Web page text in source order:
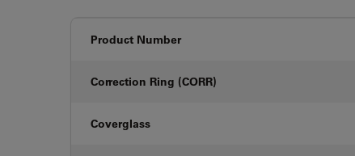
Product Number
Correction Ring (CORR)
Coverglass